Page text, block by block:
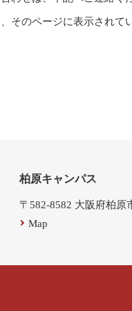
そのページに表示されて
柏原キャンパス
〒582-8582 大阪府柏原
Map